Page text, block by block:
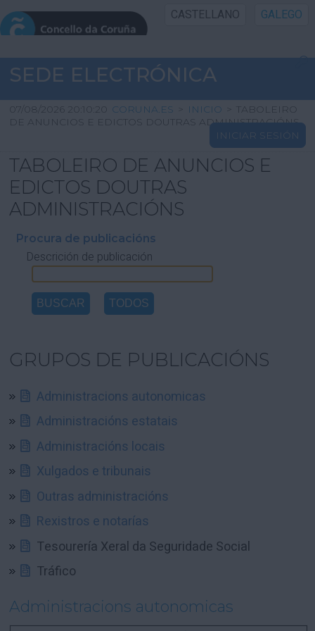
CASTELLANO GALEGO
INICIO SEDE
INICIO
INFORMACIÓN PÚBLICA
CARTAFOL CIDADÁN
UTILIDADES
AXUDA
SEDE ELECTRÓNICA
07/08/2026 20:10:20 CORUNA.ES > INICIO > TABOLEIRO
DE ANUNCIOS E EDICTOS DOUTRAS ADMINISTRACIÓNS
INICIAR SESIÓN
TABOLEIRO DE ANUNCIOS E
EDICTOS DOUTRAS
ADMINISTRACIÓNS
Procura de publicacións
Descrición de publicación
GRUPOS DE PUBLICACIÓNS
Administracions autonomicas
Administracións estatais
Administracións locais
Xulgados e tribunais
Outras administracións
Rexistros e notarías
Tesourería Xeral da Seguridade Social
Tráfico
Administracions autonomicas